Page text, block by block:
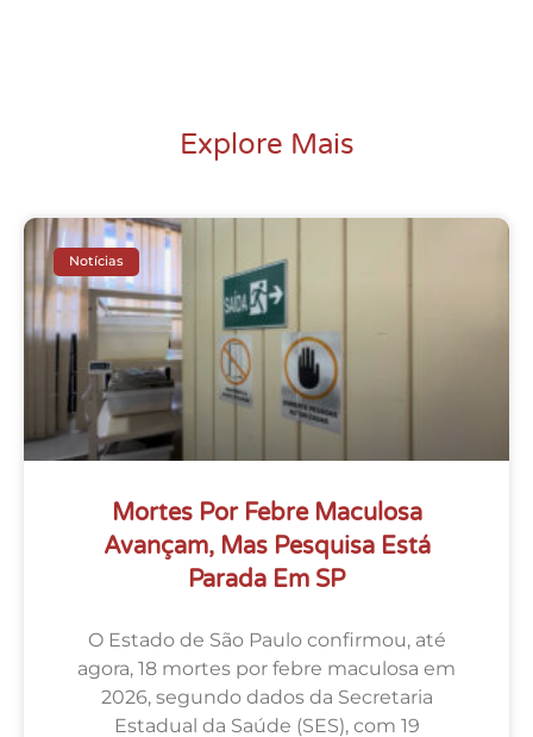
Explore Mais
Notícias
Mortes Por Febre Maculosa
Avançam, Mas Pesquisa Está
Parada Em SP
O Estado de São Paulo confirmou, até
agora, 18 mortes por febre maculosa em
2026, segundo dados da Secretaria
Estadual da Saúde (SES), com 19